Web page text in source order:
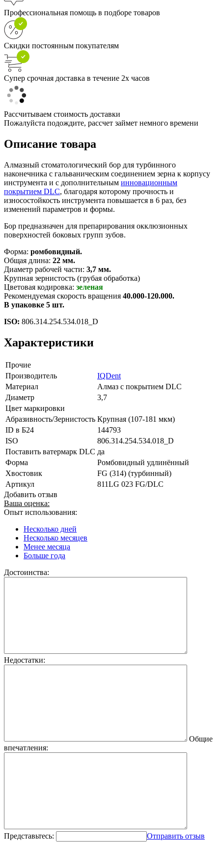
Профессиональная помощь в подборе товаров
Скидки постоянным покупателям
Супер срочная доставка в течение 2х часов
Рассчитываем стоимость доставки
Пожалуйста подождите, рассчет займет немного времени
Описание товара
Алмазный стоматологический бор для турбинного
наконечника с гальваническим соединением зерна к корпусу
инструмента и с дополнительным инновационным
покрытием DLC, благодаря которому прочность и
износостойкость инструмента повышается в 6 раз, без
изменений параметров и формы.
Бор предназначен для препарирования окклюзионных
поверхностей боковых групп зубов.
Форма: ромбовидный.
Общая длина: 22 мм.
Диаметр рабочей части: 3,7 мм.
Крупная зернистость (грубая обработка)
Цветовая кодировка: зеленая
Рекомендуемая скорость вращения 40.000-120.000.
В упаковке 5 шт.
ISO: 806.314.254.534.018_D
Характеристики
Прочие
Производитель
IQDent
Материал
Алмаз с покрытием DLC
Диаметр
3,7
Цвет маркировки
Абразивность/Зернистость Крупная (107-181 мкм)
ID в Б24
144793
ISO
806.314.254.534.018_D
Поставить ватермарк DLC да
Форма
Ромбовидный удлинённый
Хвостовик
FG (314) (турбинный)
Артикул
811LG 023 FG/DLC
Добавить отзыв
Ваша оценка:
Опыт использования:
Несколько дней
Несколько месяцев
Менее месяца
Больше года
Достоинства:
Недостатки:
Общие
впечатления:
Представьтесь: Отправить отзыв